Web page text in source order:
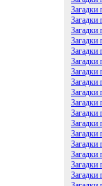
Загадки
Загадки
Загадки
Загадки
Загадки
Загадки
Загадки
Загадки
Загадки
Загадки
Загадки
Загадки
Загадки
Загадки
Загадки
Загадки
Загадки